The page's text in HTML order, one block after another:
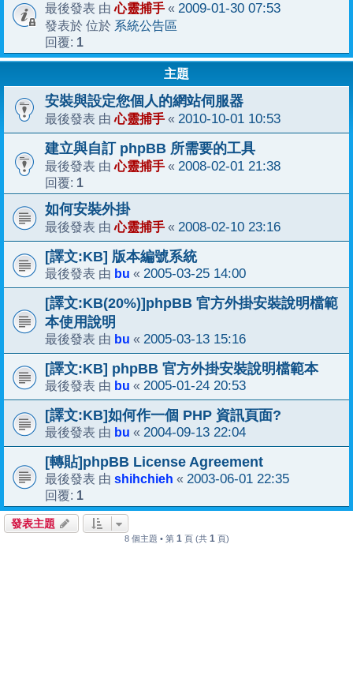
最後發表 由心靈捕手 « 2009-01-30 07:53
發表於 位於 系統公告區
回覆: 1
主題
安裝與設定您個人的網站伺服器
最後發表 由心靈捕手 « 2010-10-01 10:53
建立與自訂 phpBB 所需要的工具
最後發表 由心靈捕手 « 2008-02-01 21:38
回覆: 1
如何安裝外掛
最後發表 由心靈捕手 « 2008-02-10 23:16
[譯文:KB] 版本編號系統
最後發表 由 bu « 2005-03-25 14:00
[譯文:KB(20%)]phpBB 官方外掛安裝說明檔範
本使用說明
最後發表 由 bu « 2005-03-13 15:16
[譯文:KB] phpBB 官方外掛安裝說明檔範本
最後發表 由 bu « 2005-01-24 20:53
[譯文:KB]如何作一個 PHP 資訊頁面?
最後發表 由 bu « 2004-09-13 22:04
[轉貼]phpBB License Agreement
最後發表 由 shihchieh « 2003-06-01 22:35
回覆: 1
發表主題
8 個主題 • 第 1 頁 (共 1 頁)